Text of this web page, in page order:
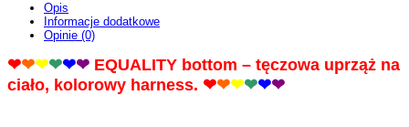
Opis
Informacje dodatkowe
Opinie (0)
❤❤❤❤❤❤ EQUALITY bottom – tęczowa uprząż na
ciało, kolorowy harness. ❤❤❤❤❤❤